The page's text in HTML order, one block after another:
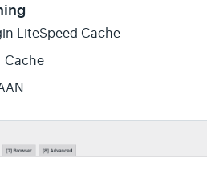
LiteSpeed Cache
Cache